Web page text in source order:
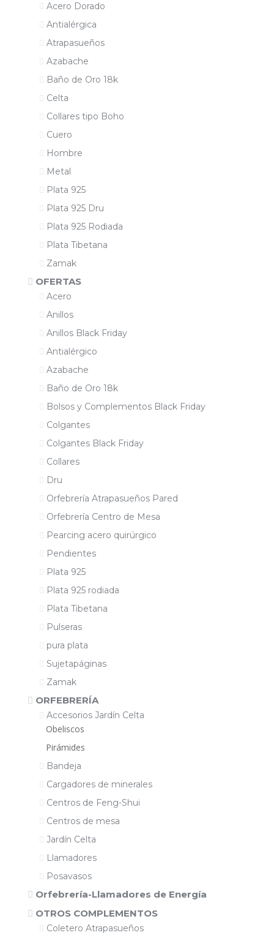
Acero Dorado
Antialérgica
Atrapasueños
Azabache
Baño de Oro 18k
Celta
Collares tipo Boho
Cuero
Hombre
Metal
Plata 925
Plata 925 Dru
Plata 925 Rodiada
Plata Tibetana
Zamak
OFERTAS
Acero
Anillos
Anillos Black Friday
Antialérgico
Azabache
Baño de Oro 18k
Bolsos y Complementos Black Friday
Colgantes
Colgantes Black Friday
Collares
Dru
Orfebrería Atrapasueños Pared
Orfebrería Centro de Mesa
Pearcing acero quirúrgico
Pendientes
Plata 925
Plata 925 rodiada
Plata Tibetana
Pulseras
pura plata
Sujetapáginas
Zamak
ORFEBRERÍA
Accesorios Jardín Celta
Obeliscos
Pirámides
Bandeja
Cargadores de minerales
Centros de Feng-Shui
Centros de mesa
Jardín Celta
Llamadores
Posavasos
Orfebrería-Llamadores de Energía
OTROS COMPLEMENTOS
Coletero Atrapasueños